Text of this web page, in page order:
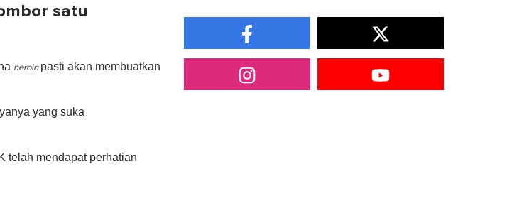
satu
heroin pasti akan membuatkan
yang suka
telah mendapat perhatian